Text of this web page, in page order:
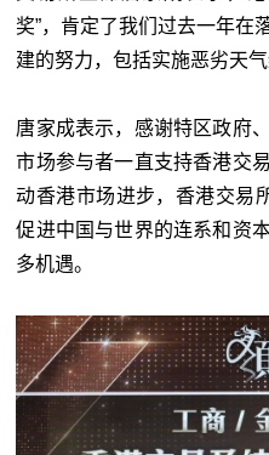
奖”，肯定了我们过去一年在
建的努力，包括实施恶劣天
唐家成表示，感谢特区政府
市场参与者一直支持香港交
动香港市场进步，香港交易
促进中国与世界的连系和资
多机遇。